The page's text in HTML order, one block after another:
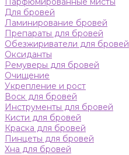
Для бровей
Ламинирование бровей
Препараты для бровей
Обезжириватели для бровей
Оксиданты
Ремуверы для бровей
Очищение
Укрепление и рост
Воск для бровей
Инструменты для бровей
Кисти для бровей
Краска для бровей
Пинцеты для бровей
Хна для бровей